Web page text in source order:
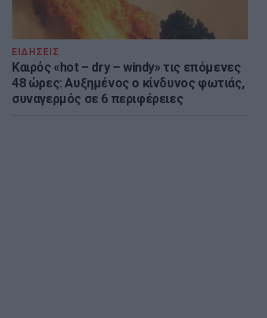
ΕΙΔΗΣΕΙΣ
Καιρός «hot – dry – windy» τις επόμενες
48 ώρες: Αυξημένος ο κίνδυνος φωτιάς,
συναγερμός σε 6 περιφέρειες